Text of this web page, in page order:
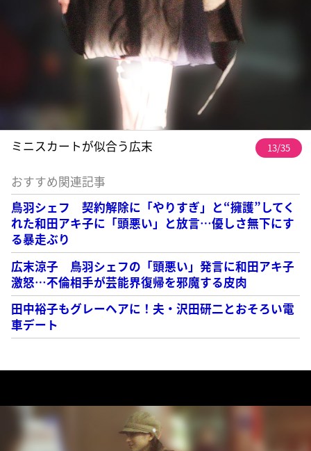
ミニスカートが似合う広末 13/35
おすすめ関連記事
鳥羽シェフ 契約解除に「やりすぎ」と“擁護”してく
れた和田アキ子に「頭悪い」と放言…優しさ無下にす
る暴走ぶり
広末涼子 鳥羽シェフの「頭悪い」発言に和田アキ子
激怒…不倫相手が芸能界復帰を邪魔する皮肉
田中裕子もグレーヘアに！夫・沢田研二とおそろい電
車デート